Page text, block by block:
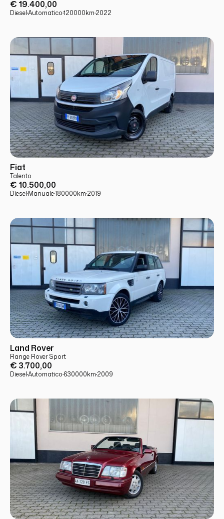
€ 19.400,00
Diesel·Automatico·120000km·2022
USATO
Fiat
Talento
€ 10.500,00
Diesel·Manuale·180000km·2019
USATO
Land Rover
Range Rover Sport
€ 3.700,00
Diesel·Automatico·630000km·2009